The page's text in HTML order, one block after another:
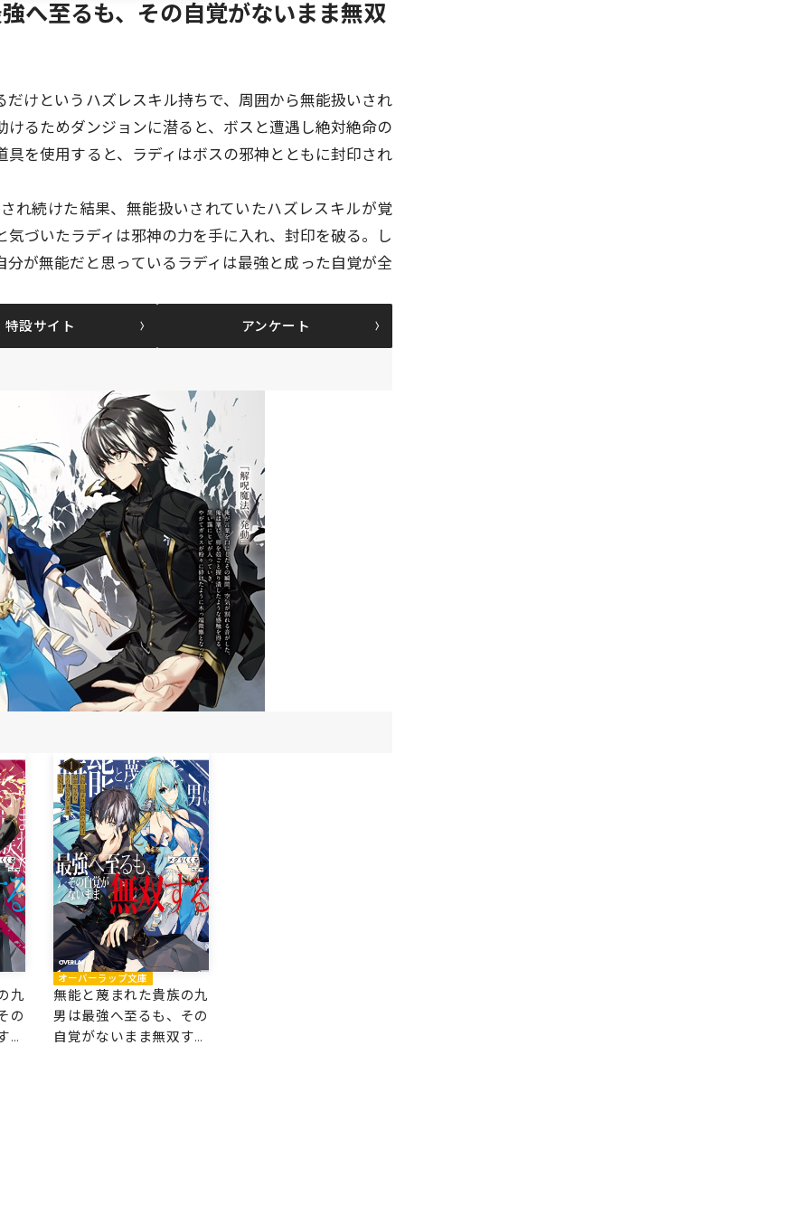
へ至るも、その自覚がないまま無双
けというハズレスキル持ちで、周囲から無能扱いされ
るためダンジョンに潜ると、ボスと遭遇し絶対絶命の
を使用すると、ラディはボスの邪神とともに封印され
れ続けた結果、無能扱いされていたハズレスキルが覚
づいたラディは邪神の力を手に入れ、封印を破る。し
が無能だと思っているラディは最強と成った自覚が全
特設サイト アンケート
九
の
る
オーバーラップ文庫
無能と蔑まれた貴族の九
男は最強へ至るも、その
自覚がないまま無双する